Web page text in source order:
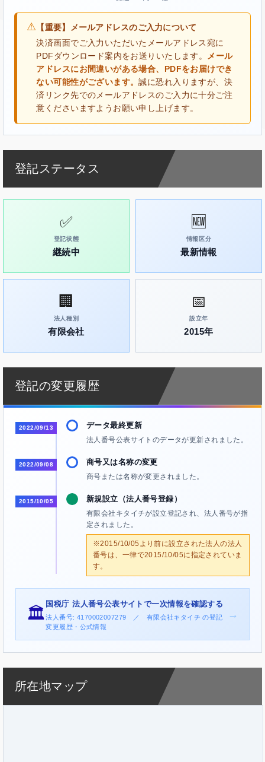
⚠ 【重要】メールアドレスのご入力について
決済画面でご入力いただいたメールアドレス宛に
PDFダウンロード案内をお送りいたします。
メール
アドレスにお間違いがある場合、PDFをお届けでき
ない可能性がございます。誠に恐れ入りますが、決
済リンク先でのメールアドレスのご入力に十分ご注
意くださいますようお願い申し上げます。
登記ステータス
✅
登記状態
継続中
🆕
情報区分
最新情報
🏢
法人種別
有限会社
📅
設立年
2015年
登記の変更履歴
2022/09/13 データ最終更新
法人番号公表サイトのデータが更新されました。
2022/09/08 商号又は名称の変更
商号または名称が変更されました。
2015/10/05 新規設立（法人番号登録）
有限会社キタイチが設立登記され、法人番号が指
定されました。
※2015/10/05より前に設立された法人の法人
番号は、一律で2015/10/05に指定されていま
す。
🏛️
国税庁 法人番号公表サイトで一次情報を確認する
法人番号: 4170002007279 ／ 有限会社キタイチ の登記
変更履歴・公式情報
→
所在地マップ